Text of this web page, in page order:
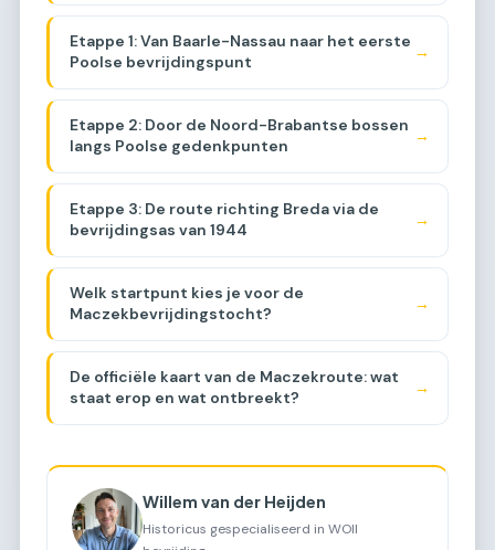
Etappe 1: Van Baarle-Nassau naar het eerste
Poolse bevrijdingspunt
→
Etappe 2: Door de Noord-Brabantse bossen
langs Poolse gedenkpunten
→
Etappe 3: De route richting Breda via de
bevrijdingsas van 1944
→
Welk startpunt kies je voor de
Maczekbevrijdingstocht?
→
De officiële kaart van de Maczekroute: wat
staat erop en wat ontbreekt?
→
Willem van der Heijden
Historicus gespecialiseerd in WOII